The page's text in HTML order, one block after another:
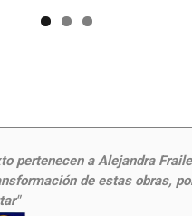
pertenecen a Alejandra
de estas obras,